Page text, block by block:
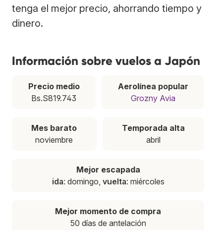
tenga el mejor precio, ahorrando tiempo y
dinero.
Información sobre vuelos a Japón
Precio medio
Bs.S819.743
Aerolínea popular
Grozny Avia
Mes barato
noviembre
Temporada alta
abril
Mejor escapada
ida: domingo, vuelta: miércoles
Mejor momento de compra
50 días de antelación